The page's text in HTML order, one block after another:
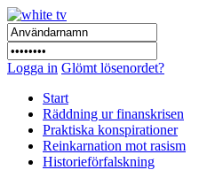
Logga in Glömt lösenordet?
Start
Räddning ur finanskrisen
Praktiska konspirationer
Reinkarnation mot rasism
Historieförfalskning